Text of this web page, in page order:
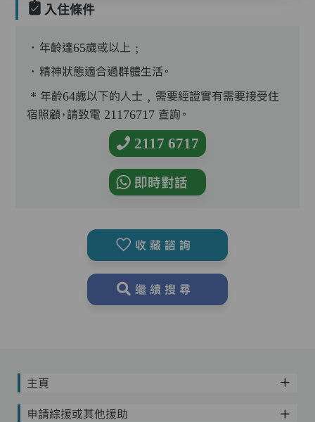
入住條件
．年齡達65歲或以上﹔
．精神狀態適合過群體生活。
* 年齡64歲以下的人士﹐需要經證實有需要接受住
宿照顧，請致電 21176717 查詢。
2117 6717
即時對話
收藏諮詢
繼續搜尋
主頁
申請綜援或其他援助